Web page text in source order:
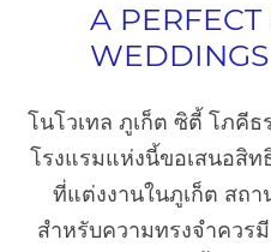
A
โนโวเทล ภูเก็ต ซิตี้ โภคี
โรงแรมแห่งนี้ขอเสนอสิ
ที่แต่งงานในภูเก็ต สถ
สำหรับความทรงจำควร